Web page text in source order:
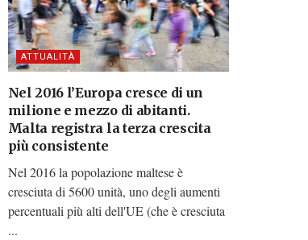
ATTUALITÀ
Nel 2016 l’Europa cresce di un
milione e mezzo di abitanti.
Malta registra la terza crescita
più consistente
Nel 2016 la popolazione maltese è
cresciuta di 5600 unità, uno degli aumenti
percentuali più alti dell'UE (che è cresciuta
...